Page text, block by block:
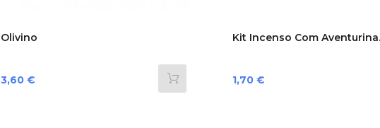
Olivino
Preço
3,60 €
Kit Incenso Com
Preço
1,70 €